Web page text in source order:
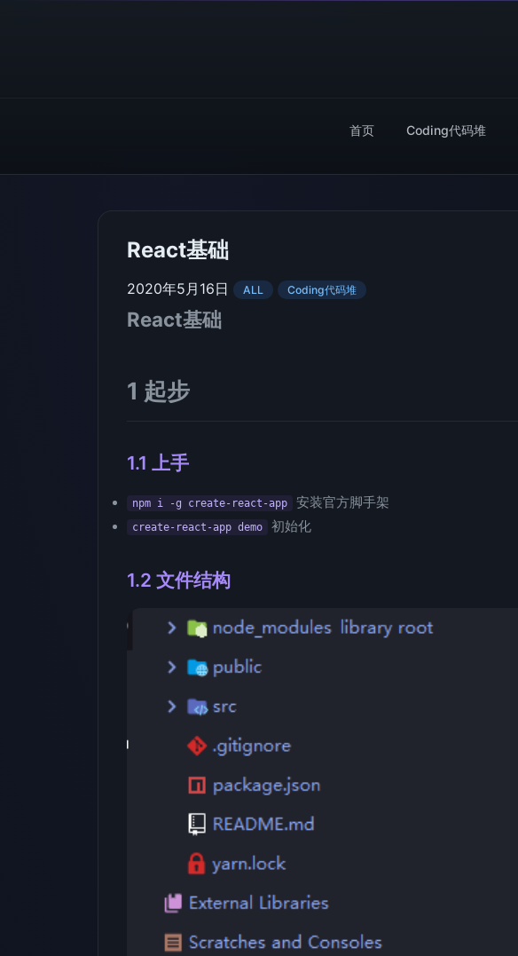
首页 Coding代码堆
React基础
2020年5月16日 ALL Coding代码堆
React基础
1 起步
1.1 上手
npm i -g create-react-app 安装官方脚手架
create-react-app demo 初始化
1.2 文件结构